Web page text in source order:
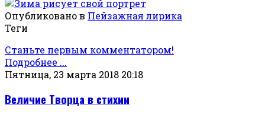
Опубликовано в Пейзажная лирика
Теги
Станьте первым комментатором!
Подробнее ...
Пятница, 23 марта 2018 20:18
Величие Творца в стихии